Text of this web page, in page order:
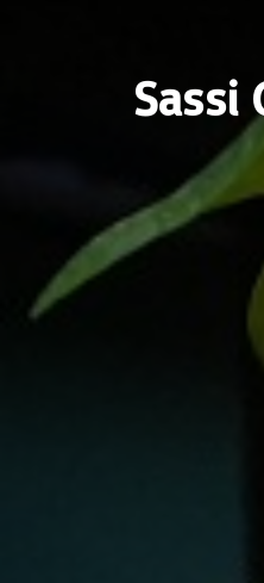
Sassi